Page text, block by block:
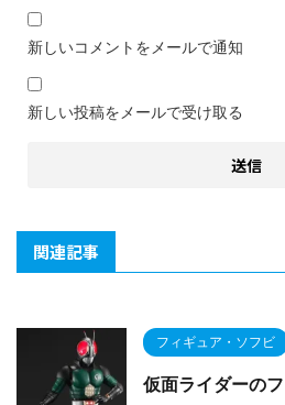
新しいコメントをメールで通知
新しい投稿をメールで受け取る
関連記事
フィギュア・ソフビ
仮面ライダーの